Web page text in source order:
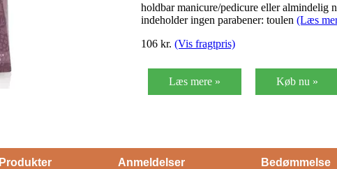
holdbar manicure/pedicure eller almindelig
indeholder ingen parabener: toulen (Læs
106 kr. (Vis fragtpris)
Læs mere » Køb nu »
Produkter Anmeldelser Bedømmelse